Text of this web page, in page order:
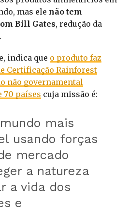
mas ele não tem
Bill Gates, redução da
indica que o produto faz
Certificação Rainforest
não governamental
70 países cuja missão é:
mais
usando forças
mercado
a natureza
a vida dos
e